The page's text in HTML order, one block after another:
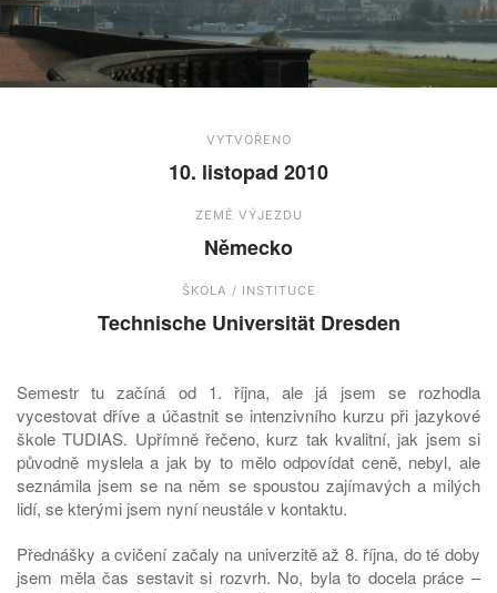
VYTVOŘENO
10. listopad 2010
ZEMĚ VÝJEZDU
Německo
ŠKOLA / INSTITUCE
Technische Universität Dresden
Semestr tu začíná od 1. října, ale já jsem se rozhodla
vycestovat dříve a účastnit se intenzivního kurzu při jazykové
škole TUDIAS. Upřímně řečeno, kurz tak kvalitní, jak jsem si
původně myslela a jak by to mělo odpovídat ceně, nebyl, ale
seznámila jsem se na něm se spoustou zajímavých a milých
lidí, se kterými jsem nyní neustále v kontaktu.
Přednášky a cvičení začaly na univerzitě až 8. října, do té doby
jsem měla čas sestavit si rozvrh. No, byla to docela práce –